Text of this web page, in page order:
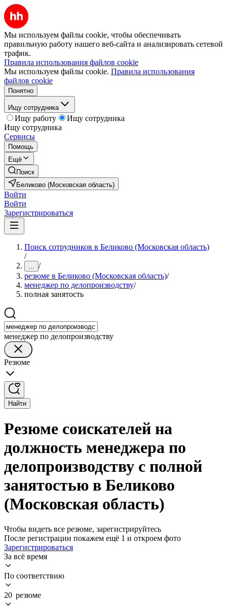
Мы используем файлы cookie, чтобы обеспечивать
правильную работу нашего веб-сайта и анализировать сетевой
трафик.
Правила использования файлов cookie
Мы используем файлы cookie. Правила использования
файлов cookie
Понятно
Ищу сотрудника
Ищу работу
Ищу сотрудника
Ищу сотрудника
Сервисы
Помощь
Ещё
Поиск
Беликово (Московская область)
Войти
Войти
Зарегистрироваться
Поиск сотрудников в Беликово (Московская область)
/
... /
резюме в Беликово (Московская область)/
менеджер по делопроизводству/
полная занятость
менеджер по делопроизводству
Резюме
Найти
Резюме соискателей на
должность менеджера по
делопроизводству с полной
занятостью в Беликово
(Московская область)
Чтобы видеть все резюме, зарегистрируйтесь
После регистрации покажем ещё 1 и откроем фото
Зарегистрироваться
За всё время
По соответствию
20 резюме